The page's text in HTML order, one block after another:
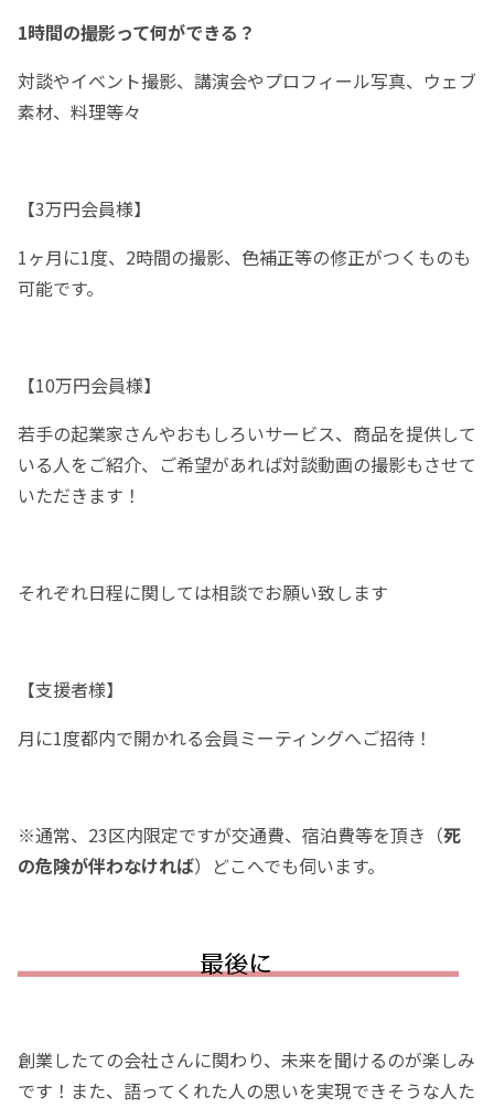
1時間の撮影って何ができる？
対談やイベント撮影、講演会やプロフィール写真、ウェブ
素材、料理等々
【3万円会員様】
1ヶ月に1度、2時間の撮影、色補正等の修正がつくものも
可能です。
【10万円会員様】
若手の起業家さんやおもしろいサービス、商品を提供して
いる人をご紹介、ご希望があれば対談動画の撮影もさせて
いただきます！
それぞれ日程に関しては相談でお願い致します
【支援者様】
月に1度都内で開かれる会員ミーティングへご招待！
※通常、23区内限定ですが交通費、宿泊費等を頂き（死
の危険が伴わなければ）どこへでも伺います。
創業したての会社さんに関わり、未来を聞けるのが楽しみ
です！また、語ってくれた人の思いを実現できそうな人た